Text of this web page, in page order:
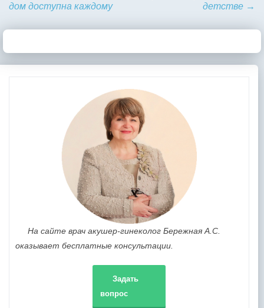
дом доступна каждому
детстве →
На сайте врач акушер-гинеколог Бережная А.С.
оказывает бесплатные консультации.
Задать
вопрос